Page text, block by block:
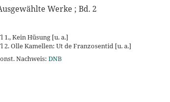
Werke ; Bd. 2
1., Kein Hüsung [u. a.]
2. Olle Kamellen: Ut de Franzosentid [u. a.]
Nachweis: DNB